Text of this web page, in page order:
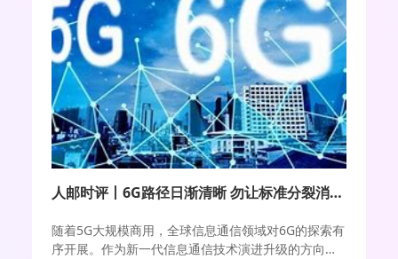
6G融合”取得的又一重大成果。
人邮时评丨6G路径日渐清晰 勿让标准分裂消减技术红利
随着5G大规模商用，全球信息通信领域对6G的探索有
序开展。作为新一代信息通信技术演进升级的方向，